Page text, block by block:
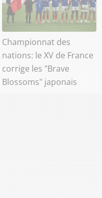
Championnat des
nations: le XV de France
corrige les "Brave
Blossoms" japonais